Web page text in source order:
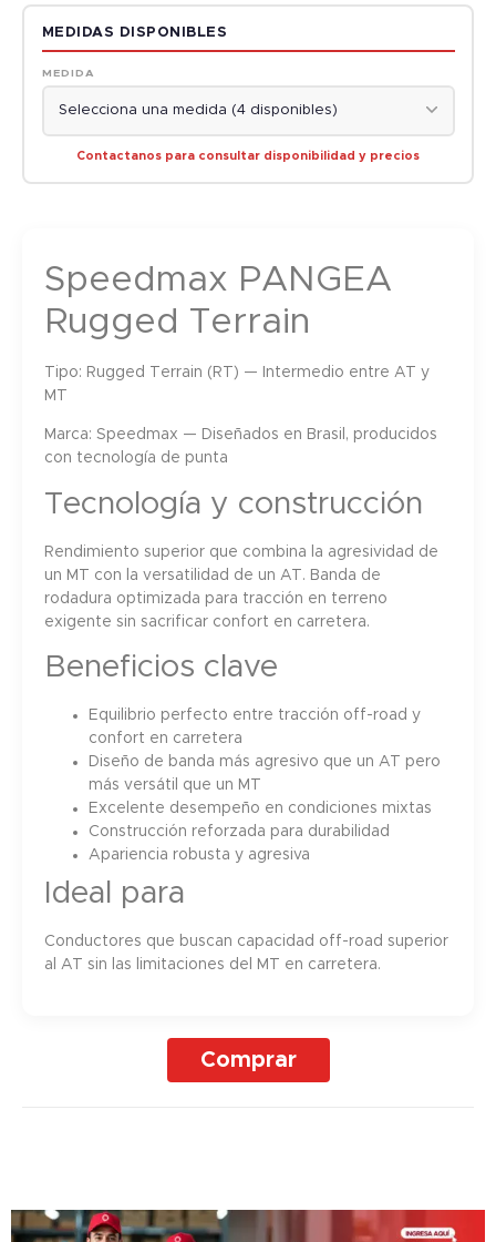
MEDIDAS DISPONIBLES
MEDIDA
Contactanos para consultar disponibilidad y precios
Speedmax PANGEA
Rugged Terrain
Tipo: Rugged Terrain (RT) — Intermedio entre AT y
MT
Marca: Speedmax — Diseñados en Brasil, producidos
con tecnología de punta
Tecnología y construcción
Rendimiento superior que combina la agresividad de
un MT con la versatilidad de un AT. Banda de
rodadura optimizada para tracción en terreno
exigente sin sacrificar confort en carretera.
Beneficios clave
Equilibrio perfecto entre tracción off-road y
confort en carretera
Diseño de banda más agresivo que un AT pero
más versátil que un MT
Excelente desempeño en condiciones mixtas
Construcción reforzada para durabilidad
Apariencia robusta y agresiva
Ideal para
Conductores que buscan capacidad off-road superior
al AT sin las limitaciones del MT en carretera.
Comprar